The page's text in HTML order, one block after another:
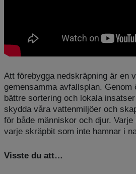
Att förebygga nedskräpning är en
gemensamma avfallsplan. Genom
bättre sortering och lokala
skydda våra vattenmiljöer och
för både människor och djur.
varje skräpbit som inte hamnar i
Visste du att…